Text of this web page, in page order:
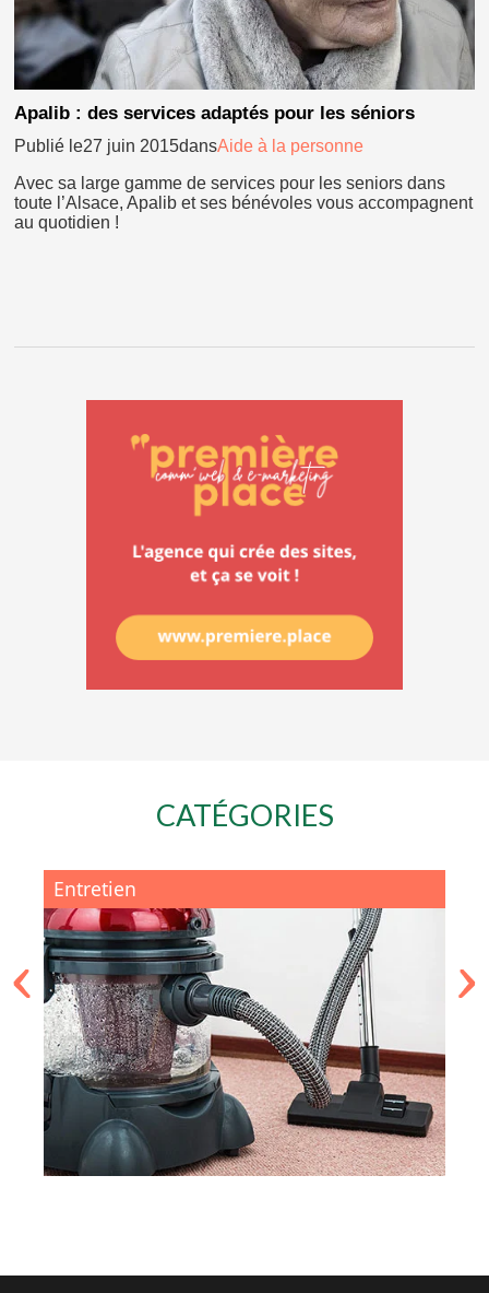
Apalib : des services adaptés pour les séniors
Publié le27 juin 2015dansAide à la personne
Avec sa large gamme de services pour les seniors dans
toute l’Alsace, Apalib et ses bénévoles vous accompagnent
au quotidien !
CATÉGORIES
Entretien